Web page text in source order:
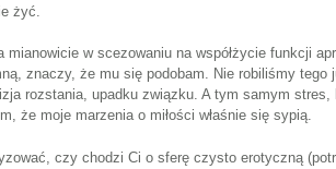
żyć.
w scezowaniu na współżycie funkcji
znaczy, że mu się podobam. Nie robiliśmy
rozstania, upadku związku. A tym samym
że moje marzenia o miłości właśnie się sypią.
czy chodzi Ci o sferę czysto erotyczną